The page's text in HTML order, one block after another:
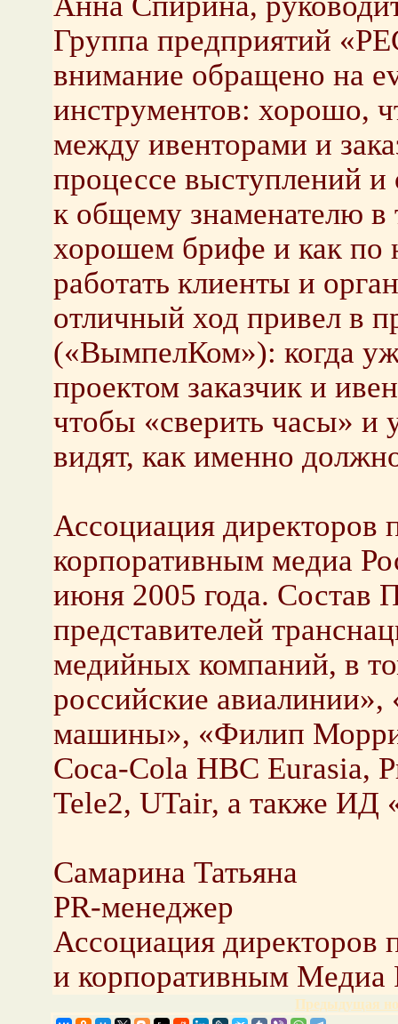
Группа предприятий
внимание обращено на
инструментов: хорошо,
между ивенторами и
процессе выступлений
к общему знаменателю
хорошем брифе и как
работать клиенты и
отличный ход привел в
(«ВымпелКом»): когда
проектом заказчик и
чтобы «сверить часы» и
видят, как именно
Ассоциация директоров
корпоративным медиа
июня 2005 года. Состав
представителей
медийных компаний, в
российские
машины», «Филип
Coca-Cola HBC Eurasia,
Tele2, UTair, а также ИД
Самарина Татьяна
PR-менеджер
Ассоциация
и корпоративным Медиа
Предыдущая